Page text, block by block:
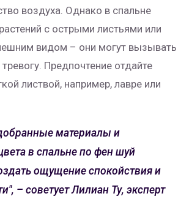
воздуха. Однако в спальне
с острыми листьями или
видом – они могут вызывать
Предпочтение отдайте
листвой, например, лавре или
материалы и
в спальне по фен шуй
ощущение спокойствия и
– советует Лилиан Ту, эксперт